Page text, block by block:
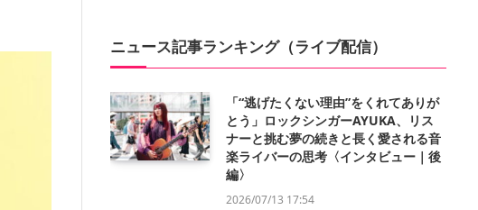
ニュース記事ランキング（ライブ配信）
「“逃げたくない理由”をくれてありが
とう」ロックシンガーAYUKA、リス
ナーと挑む夢の続きと長く愛される音
楽ライバーの思考〈インタビュー｜後
編〉
2026/07/13 17:54